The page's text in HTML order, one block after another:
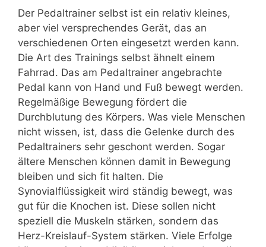
Der Pedaltrainer selbst ist ein relativ kleines,
aber viel versprechendes Gerät, das an
verschiedenen Orten eingesetzt werden kann.
Die Art des Trainings selbst ähnelt einem
Fahrrad. Das am Pedaltrainer angebrachte
Pedal kann von Hand und Fuß bewegt werden.
Regelmäßige Bewegung fördert die
Durchblutung des Körpers. Was viele Menschen
nicht wissen, ist, dass die Gelenke durch des
Pedaltrainers sehr geschont werden. Sogar
ältere Menschen können damit in Bewegung
bleiben und sich fit halten. Die
Synovialflüssigkeit wird ständig bewegt, was
gut für die Knochen ist. Diese sollen nicht
speziell die Muskeln stärken, sondern das
Herz-Kreislauf-System stärken. Viele Erfolge